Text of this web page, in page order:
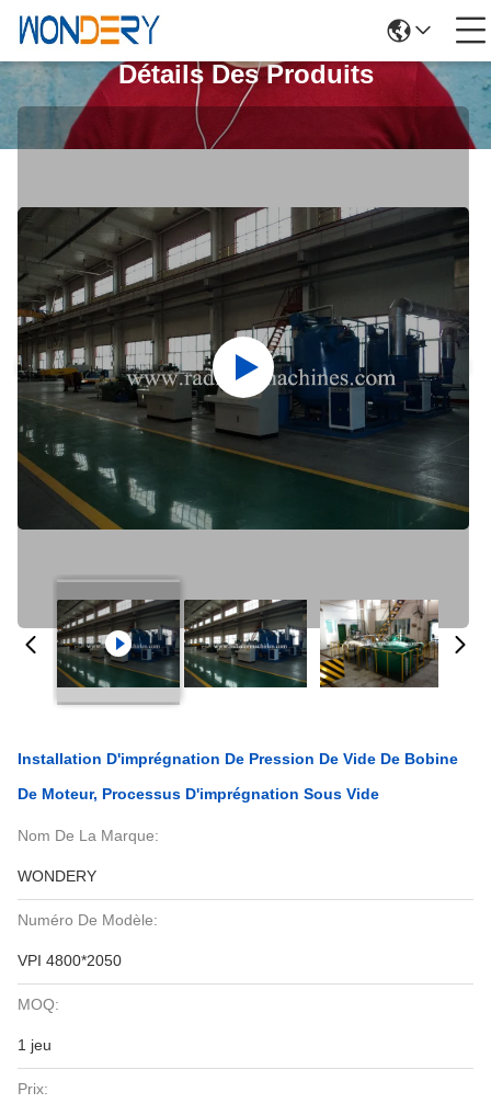
Détails Des Produits
Installation D'imprégnation De Pression De Vide De Bobine
De Moteur, Processus D'imprégnation Sous Vide
Nom De La Marque:
WONDERY
Numéro De Modèle:
VPI 4800*2050
MOQ:
1 jeu
Prix: